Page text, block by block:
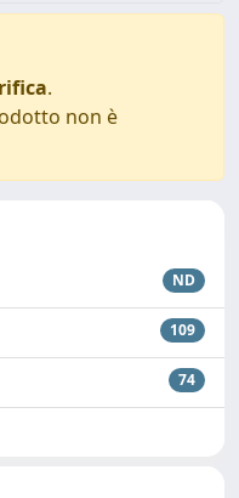
.
non è
ND
109
74